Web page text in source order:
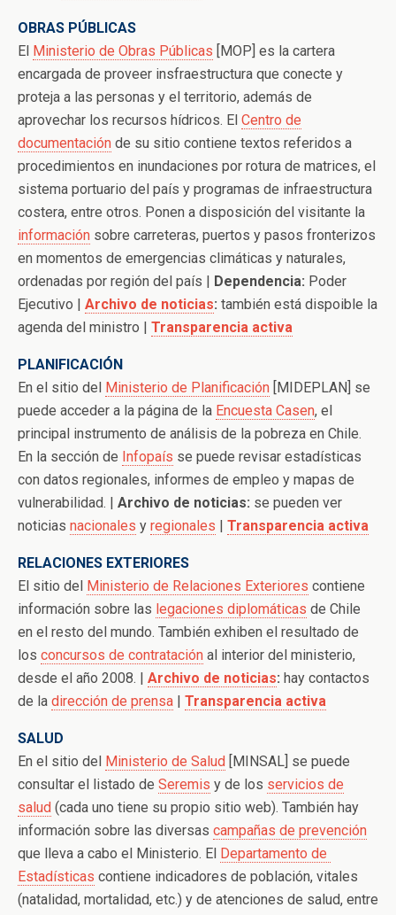
OBRAS PÚBLICAS
El Ministerio de Obras Públicas [MOP] es la cartera
encargada de proveer insfraestructura que conecte y
proteja a las personas y el territorio, además de
aprovechar los recursos hídricos. El Centro de
documentación de su sitio contiene textos referidos a
procedimientos en inundaciones por rotura de matrices, el
sistema portuario del país y programas de infraestructura
costera, entre otros. Ponen a disposición del visitante la
información sobre carreteras, puertos y pasos fronterizos
en momentos de emergencias climáticas y naturales,
ordenadas por región del país | Dependencia: Poder
Ejecutivo | Archivo de noticias: también está dispoible la
agenda del ministro | Transparencia activa
PLANIFICACIÓN
En el sitio del Ministerio de Planificación [MIDEPLAN] se
puede acceder a la página de la Encuesta Casen, el
principal instrumento de análisis de la pobreza en Chile.
En la sección de Infopaís se puede revisar estadísticas
con datos regionales, informes de empleo y mapas de
vulnerabilidad. | Archivo de noticias: se pueden ver
noticias nacionales y regionales | Transparencia activa
RELACIONES EXTERIORES
El sitio del Ministerio de Relaciones Exteriores contiene
información sobre las legaciones diplomáticas de Chile
en el resto del mundo. También exhiben el resultado de
los concursos de contratación al interior del ministerio,
desde el año 2008. | Archivo de noticias: hay contactos
de la dirección de prensa | Transparencia activa
SALUD
En el sitio del Ministerio de Salud [MINSAL] se puede
consultar el listado de Seremis y de los servicios de
salud (cada uno tiene su propio sitio web). También hay
información sobre las diversas campañas de prevención
que lleva a cabo el Ministerio. El Departamento de
Estadísticas contiene indicadores de población, vitales
(natalidad, mortalidad, etc.) y de atenciones de salud, entre